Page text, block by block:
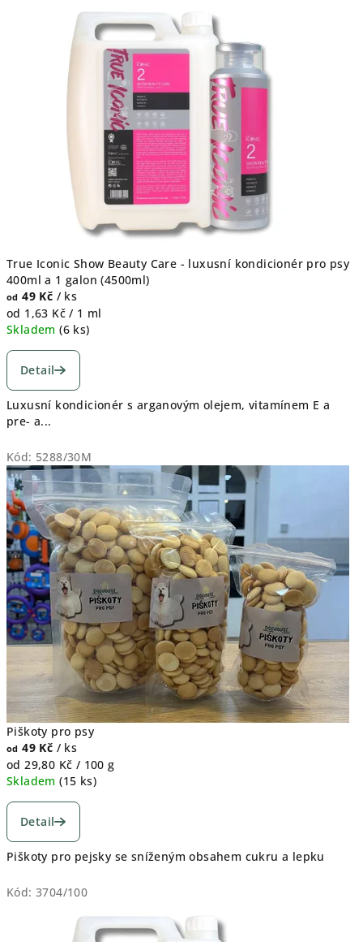
True Iconic Show Beauty Care - luxusní kondicionér pro psy
400ml a 1 galon (4500ml)
od 49 Kč / ks
Měrná
cena:
od 1,63 Kč / 1 ml
Skladem(6 ks)
Detail
Luxusní kondicionér s arganovým olejem, vitamínem E a
pre- a...
Kód: 5288/30M
Piškoty pro psy
od 49 Kč / ks
Měrná
cena:
od 29,80 Kč / 100 g
Skladem(15 ks)
Detail
Piškoty pro pejsky se sníženým obsahem cukru a lepku
Kód: 3704/100